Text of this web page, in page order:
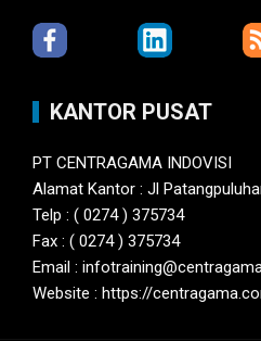
KANTOR PUSAT
PT CENTRAGAMA INDOVISI
Alamat Kantor : Jl
Telp : ( 0274 ) 375734
Fax : ( 0274 ) 375734
Email :
Website : https://